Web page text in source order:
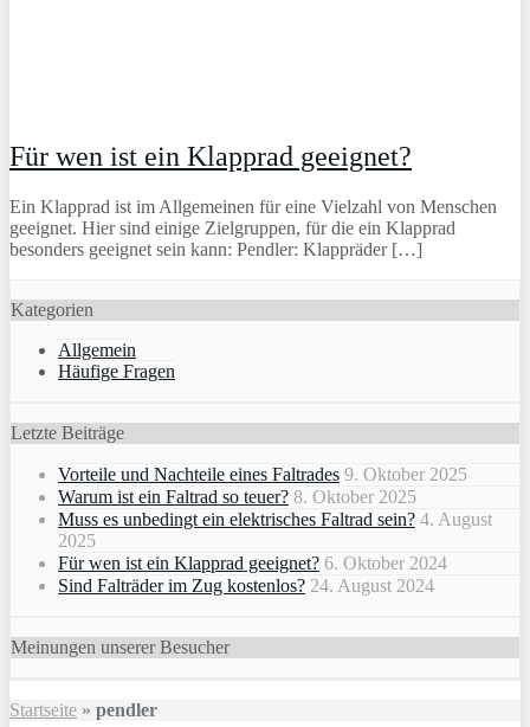
Für wen ist ein Klapprad geeignet?
Ein Klapprad ist im Allgemeinen für eine Vielzahl von Menschen
geeignet. Hier sind einige Zielgruppen, für die ein Klapprad
besonders geeignet sein kann: Pendler: Klappräder […]
Kategorien
Allgemein
Häufige Fragen
Letzte Beiträge
Vorteile und Nachteile eines Faltrades 9. Oktober 2025
Warum ist ein Faltrad so teuer? 8. Oktober 2025
Muss es unbedingt ein elektrisches Faltrad sein? 4. August
2025
Für wen ist ein Klapprad geeignet? 6. Oktober 2024
Sind Falträder im Zug kostenlos? 24. August 2024
Meinungen unserer Besucher
Startseite » pendler